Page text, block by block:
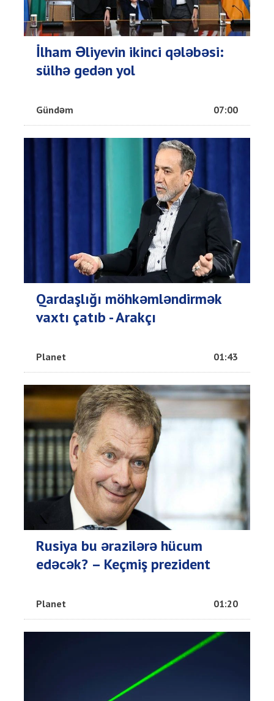
İlham Əliyevin ikinci qələbəsi:
sülhə gedən yol
Gündəm 07:00
Qardaşlığı möhkəmləndirmək
vaxtı çatıb - Arakçı
Planet 01:43
Rusiya bu ərazilərə hücum
edəcək? – Keçmiş prezident
Planet 01:20